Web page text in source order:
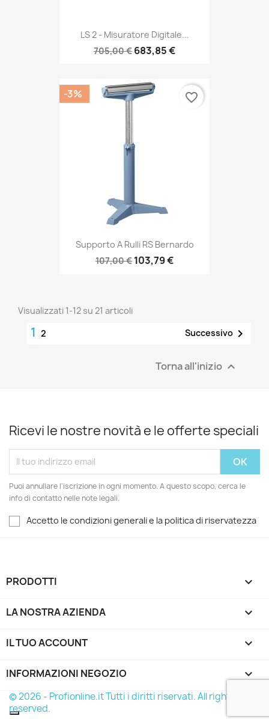
LS 2 - Misuratore Digitale...
705,00 € 683,85 €
Supporto A Rulli RS Bernardo
107,00 € 103,79 €
-3% favorite_border
Visualizzati 1-12 su 21 articoli
1 2 Successivo 
Torna all'inizio 
Ricevi le nostre novità e le offerte speciali
Puoi annullare l'iscrizione in ogni momento. A questo scopo, cerca le
info di contatto nelle note legali.
Accetto le condizioni generali e la politica di riservatezza
PRODOTTI 
LA NOSTRA AZIENDA 
IL TUO ACCOUNT 
INFORMAZIONI NEGOZIO keyboard_arrow_down
© 2026 - Profionline.it Tutti i diritti riservati. All rights
reserved.